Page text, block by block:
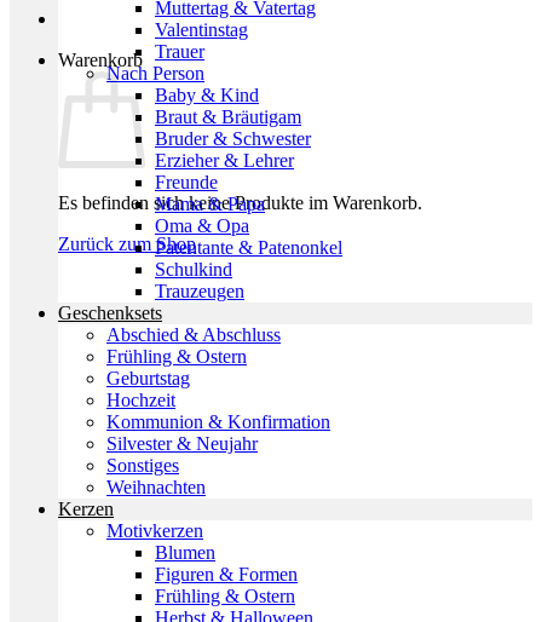
Warenkorb
Es befinden sich keine Produkte im Warenkorb.
Zurück zum Shop
Muttertag & Vatertag
Valentinstag
Trauer
Nach Person
Baby & Kind
Braut & Bräutigam
Bruder & Schwester
Erzieher & Lehrer
Freunde
Mama & Papa
Oma & Opa
Patentante & Patenonkel
Schulkind
Trauzeugen
Geschenksets
Abschied & Abschluss
Frühling & Ostern
Geburtstag
Hochzeit
Kommunion & Konfirmation
Silvester & Neujahr
Sonstiges
Weihnachten
Kerzen
Motivkerzen
Blumen
Figuren & Formen
Frühling & Ostern
Herbst & Halloween